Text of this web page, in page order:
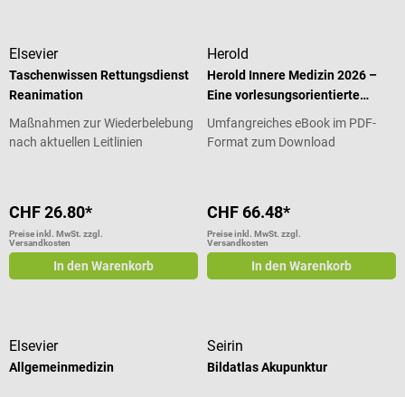
Elsevier
Taschenwissen Rettungsdienst
Reanimation
Maßnahmen zur Wiederbelebung
nach aktuellen Leitlinien
CHF 26.80*
Preise inkl. MwSt. zzgl.
Versandkosten
In den Warenkorb
Herold
Herold Innere Medizin 2026 –
Eine vorlesungsorientierte
Darstellung
Umfangreiches eBook im PDF-
Format zum Download
CHF 66.48*
Preise inkl. MwSt. zzgl.
Versandkosten
In den Warenkorb
Elsevier
Allgemeinmedizin
Seirin
Bildatlas Akupunktur